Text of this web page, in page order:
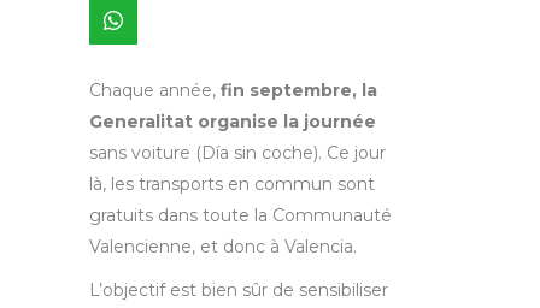
Chaque année, fin septembre, la
Generalitat organise la journée
sans voiture (Día sin coche). Ce jour
là, les transports en commun sont
gratuits dans toute la Communauté
Valencienne, et donc à Valencia.
L’objectif est bien sûr de sensibiliser